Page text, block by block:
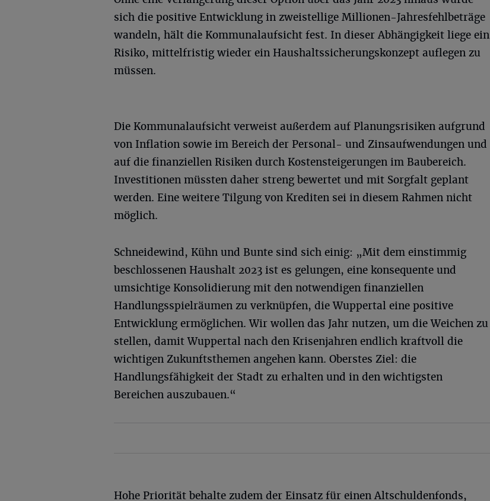
sich die positive Entwicklung in zweistellige Millionen-Jahresfehlbeträge
wandeln, hält die Kommunalaufsicht fest. In dieser Abhängigkeit liege ein
Risiko, mittelfristig wieder ein Haushaltssicherungskonzept auflegen zu
müssen.
Die Kommunalaufsicht verweist außerdem auf Planungsrisiken aufgrund
von Inflation sowie im Bereich der Personal- und Zinsaufwendungen und
auf die finanziellen Risiken durch Kostensteigerungen im Baubereich.
Investitionen müssten daher streng bewertet und mit Sorgfalt geplant
werden. Eine weitere Tilgung von Krediten sei in diesem Rahmen nicht
möglich.
Schneidewind, Kühn und Bunte sind sich einig: „Mit dem einstimmig
beschlossenen Haushalt 2023 ist es gelungen, eine konsequente und
umsichtige Konsolidierung mit den notwendigen finanziellen
Handlungsspielräumen zu verknüpfen, die Wuppertal eine positive
Entwicklung ermöglichen. Wir wollen das Jahr nutzen, um die Weichen zu
stellen, damit Wuppertal nach den Krisenjahren endlich kraftvoll die
wichtigen Zukunftsthemen angehen kann. Oberstes Ziel: die
Handlungsfähigkeit der Stadt zu erhalten und in den wichtigsten
Bereichen auszubauen.“
Hohe Priorität behalte zudem der Einsatz für einen Altschuldenfonds,